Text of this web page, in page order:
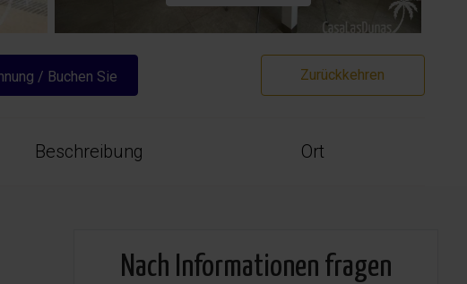
/ Buchen Sie
Zurückkehren
Beschreibung Ort
Nach Informationen fragen